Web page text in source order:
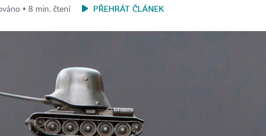
▪ 8 min. čtení
PŘEHRÁT ČLÁNEK